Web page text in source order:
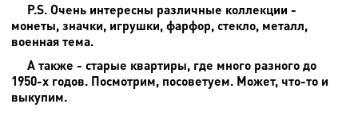
P.S. Очень интересны различные коллекции -
монеты, значки, игрушки, фарфор, стекло, металл,
военная тема.
А также - старые квартиры, где много разного до
1950-х годов. Посмотрим, посоветуем. Может, что-то и
выкупим.